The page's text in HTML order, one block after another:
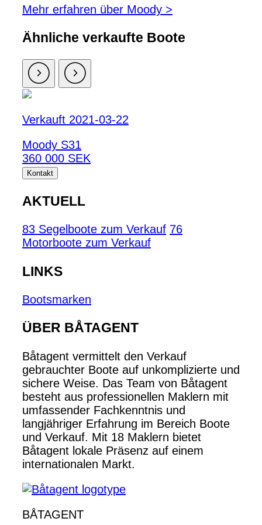
Mehr erfahren über Moody >
Ähnliche verkaufte Boote
Verkauft 2021-03-22
Moody S31
360 000 SEK
Kontakt
AKTUELL
83 Segelboote zum Verkauf 76
Motorboote zum Verkauf
LINKS
Bootsmarken
ÜBER BÅTAGENT
Båtagent vermittelt den Verkauf
gebrauchter Boote auf unkomplizierte und
sichere Weise. Das Team von Båtagent
besteht aus professionellen Maklern mit
umfassender Fachkenntnis und
langjähriger Erfahrung im Bereich Boote
und Verkauf. Mit 18 Maklern bietet
Båtagent lokale Präsenz auf einem
internationalen Markt.
BÅTAGENT